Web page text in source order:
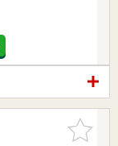
お気に入
りに追加